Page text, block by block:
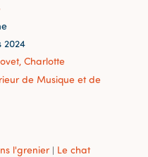
2024
Charlotte
de Musique et de
l'grenier | Le chat